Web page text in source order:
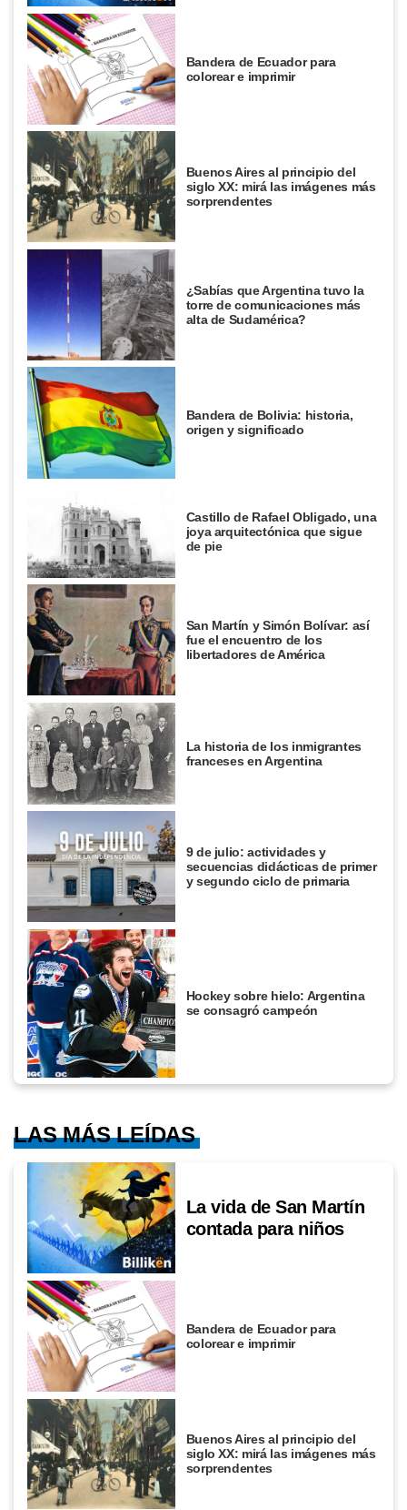
Bandera de Ecuador para
colorear e imprimir
Buenos Aires al principio del
siglo XX: mirá las imágenes más
sorprendentes
¿Sabías que Argentina tuvo la
torre de comunicaciones más
alta de Sudamérica?
Bandera de Bolivia: historia,
origen y significado
Castillo de Rafael Obligado, una
joya arquitectónica que sigue
de pie
San Martín y Simón Bolívar: así
fue el encuentro de los
libertadores de América
La historia de los inmigrantes
franceses en Argentina
9 de julio: actividades y
secuencias didácticas de primer
y segundo ciclo de primaria
Hockey sobre hielo: Argentina
se consagró campeón
LAS MÁS LEÍDAS
La vida de San Martín
contada para niños
Bandera de Ecuador para
colorear e imprimir
Buenos Aires al principio del
siglo XX: mirá las imágenes más
sorprendentes